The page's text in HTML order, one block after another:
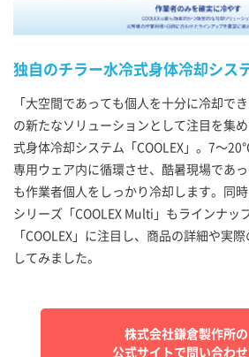
独自のチラー水冷式身体冷却シス
「大空間であっても個人を十分に冷却で
の新たなソリューションとして注目を集
式身体冷却システム「COOLEX」。7～
専用ウェア内に循環させ、酷暑現場であ
も作業者個人をしっかり冷却します。同
シリーズ「COOLEX Multi」もラインナッ
「COOLEX」に注目し、商品の詳細や実
してみました。
株式会社鎌倉製作所の
公式サイトで問い合わ